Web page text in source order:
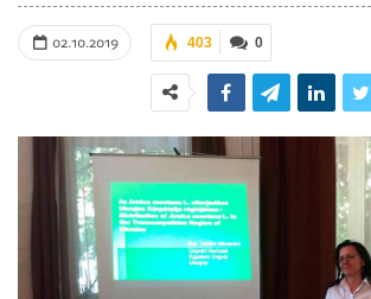
02.10.2019 0
403